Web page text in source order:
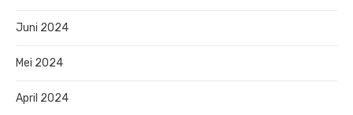
Juni 2024
Mei 2024
April 2024